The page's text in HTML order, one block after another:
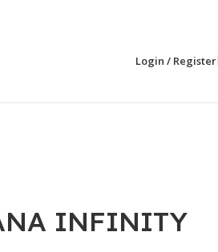
Login / Register
INFINITY